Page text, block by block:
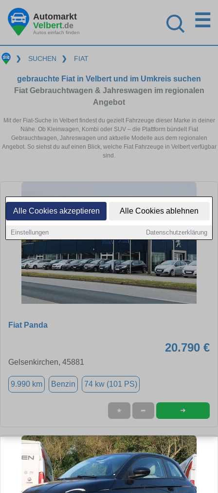
Alle Cookies akzeptieren Alle Cookies ablehnen
Einstellungen Datenschutzerklärung
Automarkt
Velbert.de
Autos einfach finden
☰
❯ SUCHEN ❯ FIAT
gebrauchte Fiat in Velbert und im Umkreis suchen
Fiat Gebrauchtwagen & Jahreswagen im regionalen
Angebot
Mit der Fiat-Suche in Velbert findest du gezielt Fahrzeuge dieser Marke in deiner
Nähe. Ob Kleinwagen, Kombi oder SUV – die Plattform bündelt Fiat
Gebrauchtwagen, Jahreswagen und aktuelle Modelle aus dem regionalen
Angebot. So siehst du auf einen Blick, welche Fiat Fahrzeuge in Velbert verfügbar
sind.
Fiat Panda
20.790 €
Gelsenkirchen, 45881
9.990 km Benzin 74 kw (101 PS)
★ ➦ ➜